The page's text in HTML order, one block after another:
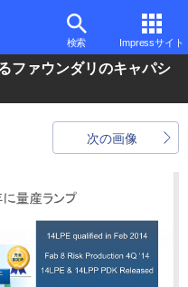
検索 Impressサイト
ファウンダリのキャパシ
次の画像